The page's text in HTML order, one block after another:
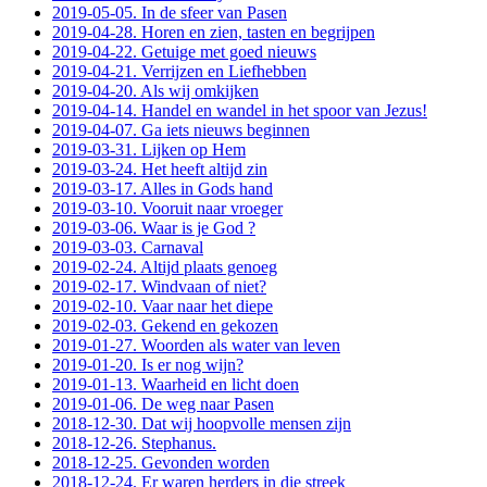
2019-05-05. In de sfeer van Pasen
2019-04-28. Horen en zien, tasten en begrijpen
2019-04-22. Getuige met goed nieuws
2019-04-21. Verrijzen en Liefhebben
2019-04-20. Als wij omkijken
2019-04-14. Handel en wandel in het spoor van Jezus!
2019-04-07. Ga iets nieuws beginnen
2019-03-31. Lijken op Hem
2019-03-24. Het heeft altijd zin
2019-03-17. Alles in Gods hand
2019-03-10. Vooruit naar vroeger
2019-03-06. Waar is je God ?
2019-03-03. Carnaval
2019-02-24. Altijd plaats genoeg
2019-02-17. Windvaan of niet?
2019-02-10. Vaar naar het diepe
2019-02-03. Gekend en gekozen
2019-01-27. Woorden als water van leven
2019-01-20. Is er nog wijn?
2019-01-13. Waarheid en licht doen
2019-01-06. De weg naar Pasen
2018-12-30. Dat wij hoopvolle mensen zijn
2018-12-26. Stephanus.
2018-12-25. Gevonden worden
2018-12-24. Er waren herders in die streek